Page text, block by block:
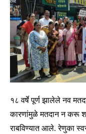
१८ वर्षे पूर्ण झालेले नव
कारणांमुळे मतदान न करू
राबविण्यात आले. रेणुका